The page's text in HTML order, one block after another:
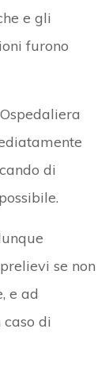
e gli
furono
di
se non
e ad
di